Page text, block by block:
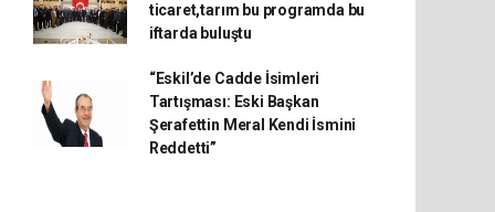
ticaret,tarım bu programda bu
iftarda buluştu
“Eskil’de Cadde İsimleri
Tartışması: Eski Başkan
Şerafettin Meral Kendi İsmini
Reddetti”